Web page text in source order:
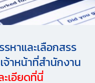
หาและเลือกสรร
จ้าหน้าที่สำนักงาน
เอียดที่นี่